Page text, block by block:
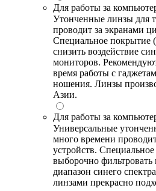
Для работы за
Утонченные линзы для
проводит за экранами
Специальное покрытие
снизить воздействие
мониторов.
время работы с
ношения. Линзы
Азии.
Для работы за
Универсальные
много времени
устройств.
выборочно фильтровать
диапазон синего
линзами прекрасно